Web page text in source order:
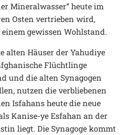
Mineralwasser“ heute im
Osten vertrieben wird,
gewissen Wohlstand.
alten Häuser der Yahudiye
Flüchtlinge
und die alten Synagogen
nutzen die verbliebenen
Isfahans heute die neue
Kanise-ye Esfahan an der
liegt. Die Synagoge kommt